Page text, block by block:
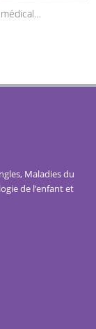
, Maladies du
de l’enfant et